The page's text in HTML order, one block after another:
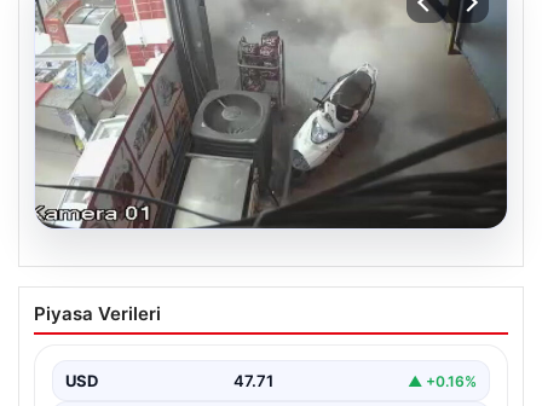
06.08.2026
Bahçelievler’de Tahliye Edilen 4 Katlı
Binanın Çökme Anı Kayıtlarda
endişe verici sesler sonrası gece saatlerinde tahliye
edilen dört…
Piyasa Verileri
USD 47.71 ▲ +0.16%